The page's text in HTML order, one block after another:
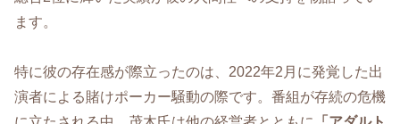
ます。
特に彼の存在感が際立ったのは、2022年2月に発覚した出
演者による賭けポーカー騒動の際です。番組が存続の危機